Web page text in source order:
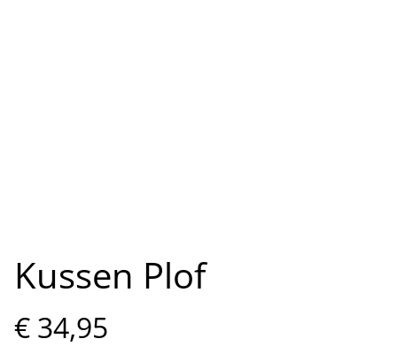
Kussen Plof
€ 34,95